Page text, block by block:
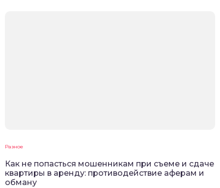
Разное
Как не попасться мошенникам при съеме и сдаче
квартиры в аренду: противодействие аферам и
обману